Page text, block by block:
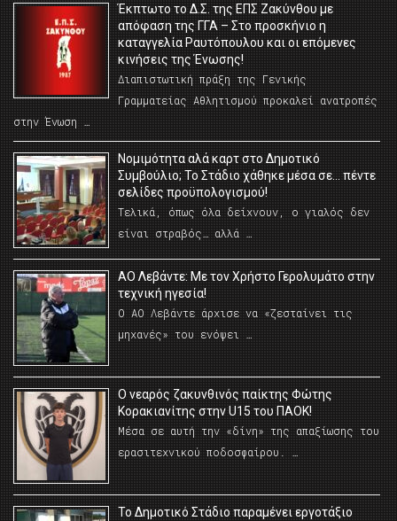
Έκπτωτο το Δ.Σ. της ΕΠΣ Ζακύνθου με
απόφαση της ΓΓΑ – Στο προσκήνιο η
καταγγελία Ραυτόπουλου και οι επόμενες
κινήσεις της Ένωσης!
Διαπιστωτική πράξη της Γενικής
Γραμματείας Αθλητισμού προκαλεί ανατροπές
στην Ένωση …
Νομιμότητα αλά καρτ στο Δημοτικό
Συμβούλιο; Το Στάδιο χάθηκε μέσα σε… πέντε
σελίδες προϋπολογισμού!
Τελικά, όπως όλα δείχνουν, ο γιαλός δεν
είναι στραβός… αλλά …
ΑΟ Λεβάντε: Με τον Χρήστο Γερολυμάτο στην
τεχνική ηγεσία!
Ο ΑΟ Λεβάντε άρχισε να «ζεσταίνει τις
μηχανές» του ενόψει …
O νεαρός ζακυνθινός παίκτης Φώτης
Κορακιανίτης στην U15 του ΠΑΟΚ!
Μέσα σε αυτή την «δίνη» της απαξίωσης του
ερασιτεχνικού ποδοσφαίρου. …
Το Δημοτικό Στάδιο παραμένει εργοτάξιο